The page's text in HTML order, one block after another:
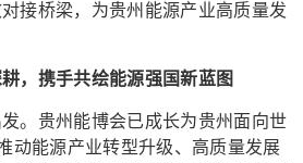
接桥梁，为贵州能源产业高质量发
，携手共绘能源强国新蓝图
。贵州能博会已成长为贵州面向世
动能源产业转型升级、高质量发展